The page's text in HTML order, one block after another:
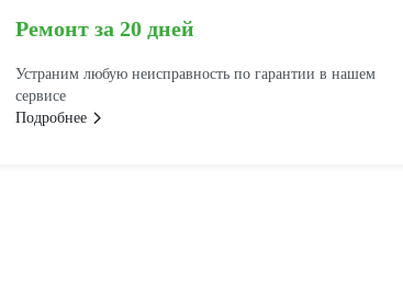
Ремонт за 20 дней
Устраним любую неисправность по гарантии в нашем
сервисе
Подробнее